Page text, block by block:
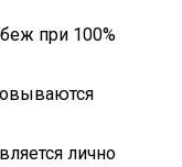
при 100%
лично